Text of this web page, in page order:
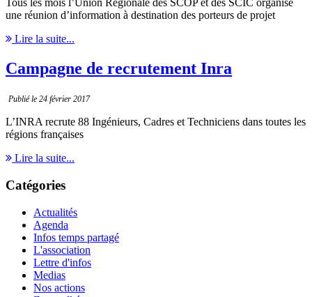
Tous les mois l’Union Régionale des SCOP et des SCIC organise
une réunion d’information à destination des porteurs de projet
Lire la suite...
Campagne de recrutement Inra
Publié le 24 février 2017
L’INRA recrute 88 Ingénieurs, Cadres et Techniciens dans toutes les
régions françaises
Lire la suite...
Catégories
Actualités
Agenda
Infos temps partagé
L'association
Lettre d'infos
Medias
Nos actions